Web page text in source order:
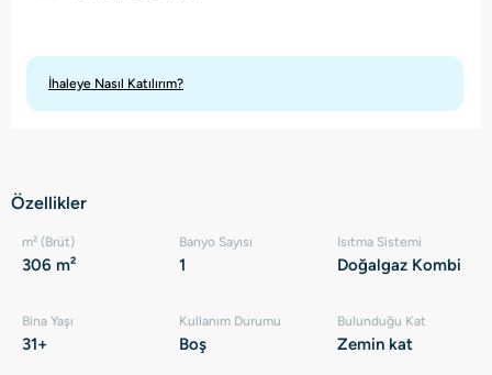
İhaleye Nasıl Katılırım?
Özellikler
m² (Brüt)
306 m²
Banyo Sayısı
1
Isıtma Sistemi
Doğalgaz Kombi
Bina Yaşı
31+
Kullanım Durumu
Boş
Bulunduğu Kat
Zemin kat